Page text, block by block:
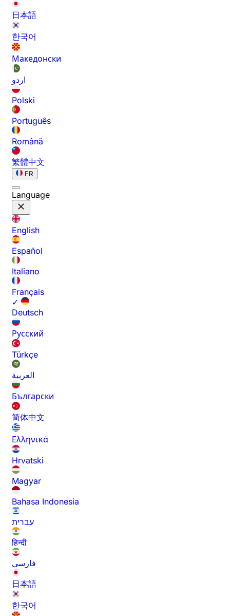
日本語
한국어
Македонски
اردو
Polski
Português
Română
繁體中文
FR
Language
English
Español
Italiano
Français
✓
Deutsch
Русский
Türkçe
العربية
Български
简体中文
Ελληνικά
Hrvatski
Magyar
Bahasa Indonesia
עברית
हिन्दी
فارسی
日本語
한국어